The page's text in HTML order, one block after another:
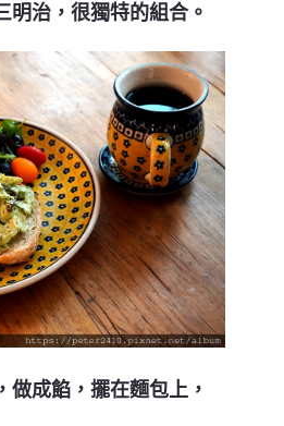
治，很獨特的組合。
成餡，擺在麵包上，